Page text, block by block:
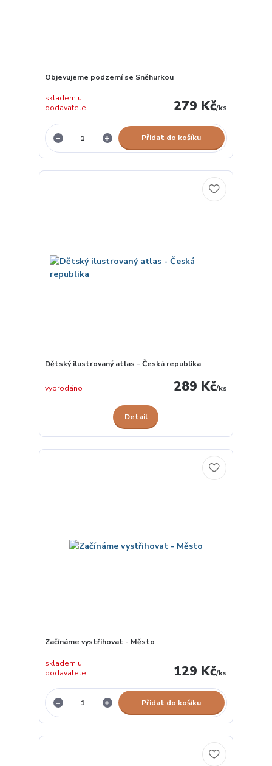
Objevujeme podzemí se Sněhurkou
279 Kč/ks
skladem u
dodavatele
Přidat do košíku
Dětský ilustrovaný atlas - Česká republika
289 Kč/ks
vyprodáno
Detail
Začínáme vystřihovat - Město
129 Kč/ks
skladem u
dodavatele
Přidat do košíku